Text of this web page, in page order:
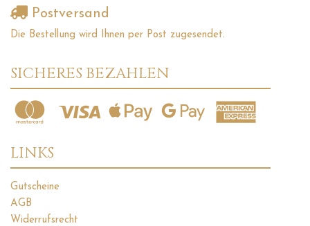
Postversand
Die Bestellung wird Ihnen per Post zugesendet.
SICHERES BEZAHLEN
LINKS
Gutscheine
AGB
Widerrufsrecht